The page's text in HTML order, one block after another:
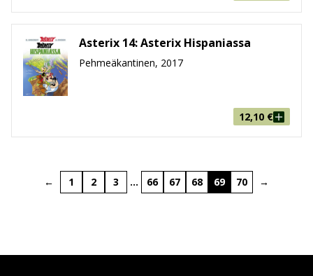
Asterix 14: Asterix Hispaniassa
Pehmeäkantinen, 2017
12,10 €
← 1 2 3 … 66 67 68 69 70 →